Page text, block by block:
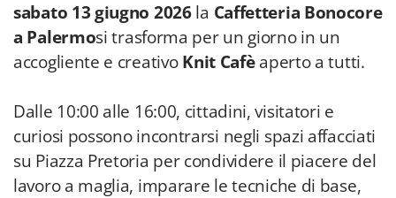
sabato 13 giugno 2026la Caffetteria Bonocore
a Palermosi trasforma per un giorno in un
accogliente e creativoKnit Cafèaperto a tutti.
Dalle 10:00 alle 16:00, cittadini, visitatori e
curiosi possono incontrarsi negli spazi affacciati
su Piazza Pretoria per condividere il piacere del
lavoro a maglia, imparare le tecniche di base,